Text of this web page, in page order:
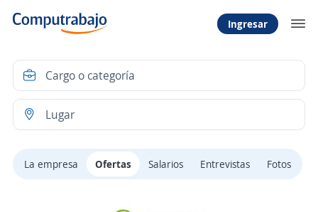
Ingresar
La empresa Ofertas Salarios Entrevistas Fotos